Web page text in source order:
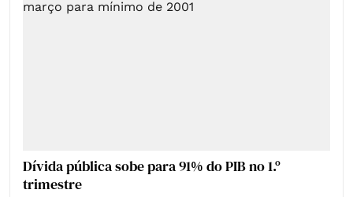
Dívida pública sobe para 91% do PIB no 1.º
trimestre